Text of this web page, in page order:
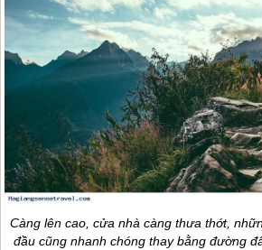
Càng lên cao, cửa nhà càng thưa thớt,
đầu cũng nhanh chóng thay bằng đường